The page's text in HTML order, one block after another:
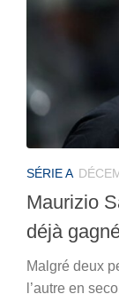
SÉRIE A
Maurizio
déjà
Malgré deux
l’autre en